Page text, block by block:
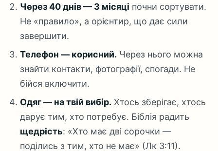
Через 40 днів — 3 місяці почни сортувати.
Не «правило», а орієнтир, що дає сили
завершити.
Телефон — корисний. Через нього можна
знайти контакти, фотографії, спогади. Не
бійся включити.
Одяг — на твій вибір. Хтось зберігає, хтось
дарує тим, хто потребує. Біблія радить
щедрість: «Хто має дві сорочки —
поділись з тим, хто не має» (Лк 3:11).